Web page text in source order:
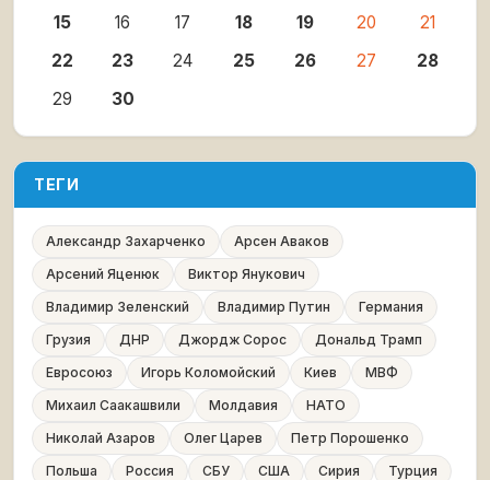
15
16 17 18 19 20
21
22
23 24 25 26 27
28
29
30
ТЕГИ
Александр Захарченко
Арсен Аваков
Арсений Яценюк
Виктор Янукович
Владимир Зеленский
Владимир Путин
Германия
Грузия
ДНР Джордж Сорос
Дональд Трамп
Евросоюз
Игорь Коломойский Киев
МВФ
Михаил Саакашвили
Молдавия
НАТО
Николай Азаров
Олег Царев
Петр Порошенко
Польша
Россия СБУ США Сирия
Турция